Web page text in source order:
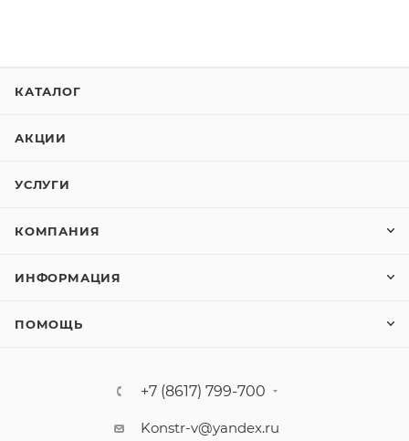
КАТАЛОГ
АКЦИИ
УСЛУГИ
КОМПАНИЯ
ИНФОРМАЦИЯ
ПОМОЩЬ
+7 (8617) 799-700
Konstr-v@yandex.ru